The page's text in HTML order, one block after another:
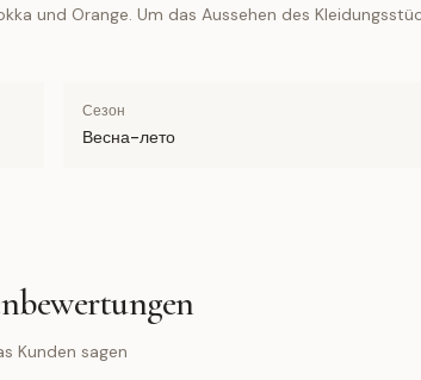
und Orange. Um das Aussehen des
Сезон
Весна-лето
Kunden sagen